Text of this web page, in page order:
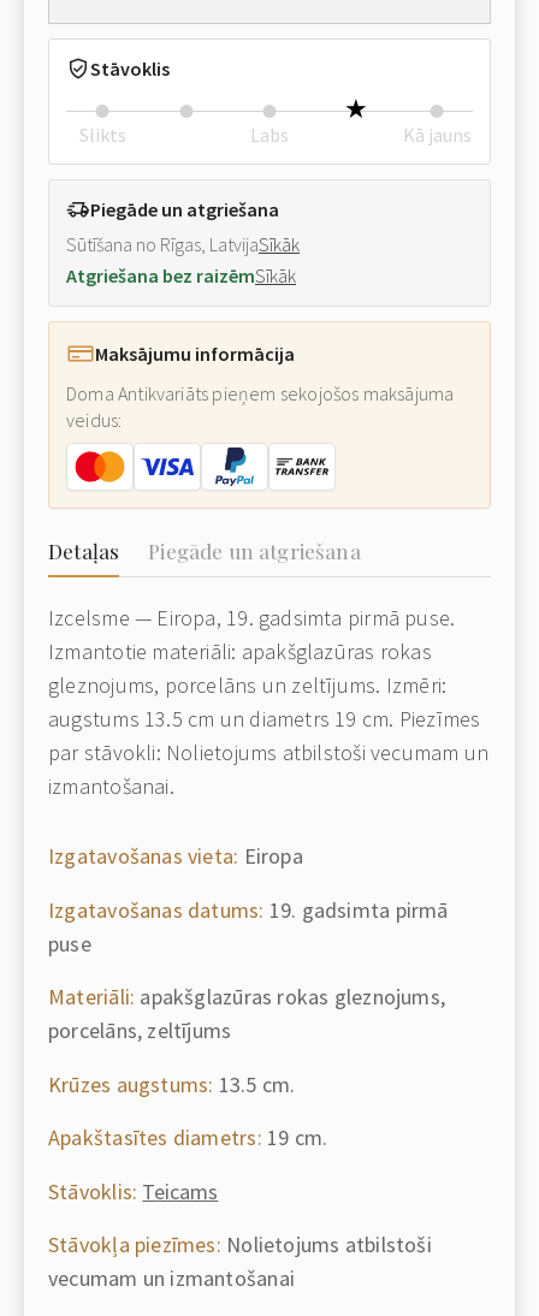
Stāvoklis
Slikts Labs Kā jauns
Piegāde un atgriešana
Sūtīšana no Rīgas, LatvijaSīkāk
Atgriešana bez raizēmSīkāk
Maksājumu informācija
Doma Antikvariāts pieņem sekojošos maksājuma
veidus:
Detaļas Piegāde un atgriešana
Izcelsme — Eiropa, 19. gadsimta pirmā puse.
Izmantotie materiāli: apakšglazūras rokas
gleznojums, porcelāns un zeltījums. Izmēri:
augstums 13.5 cm un diametrs 19 cm. Piezīmes
par stāvokli: Nolietojums atbilstoši vecumam un
izmantošanai.
Izgatavošanas vieta: Eiropa
Izgatavošanas datums: 19. gadsimta pirmā
puse
Materiāli: apakšglazūras rokas gleznojums,
porcelāns, zeltījums
Krūzes augstums: 13.5 cm.
Apakštasītes diametrs: 19 cm.
Stāvoklis: Teicams
Stāvokļa piezīmes: Nolietojums atbilstoši
vecumam un izmantošanai